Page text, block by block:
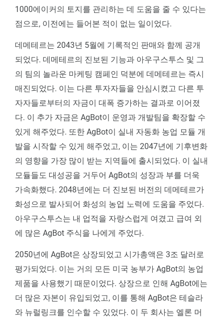
1000에이커의 토지를 관리하는 데 도움을 줄 수 있다는
점으로, 이전에는 들어본 적이 없는 일이었다.
데메테르는 2043년 5월에 기록적인 판매와 함께 공개
되었다. 데메테르의 진보된 기능과 아우구스투스 및 그
의 팀의 놀라운 마케팅 캠페인 덕분에 데메테르는 즉시
매진되었다. 이는 다른 투자자들을 안심시켰고 다른 투
자자들로부터의 자금이 대폭 증가하는 결과로 이어졌
다. 이 추가 자금은 AgBot이 운영과 개발팀을 확장할 수
있게 해주었다. 또한 AgBot이 실내 자동화 농업 모듈 개
발을 시작할 수 있게 해주었고, 이는 2047년에 기후변화
의 영향을 가장 많이 받는 지역들에 출시되었다. 이 실내
모듈들도 대성공을 거두어 AgBot의 성장과 부를 더욱
가속화했다. 2048년에는 더 진보된 버전의 데메테르가
화성으로 발사되어 화성의 농업 노력에 도움을 주었다.
아우구스투스는 내 업적을 자랑스럽게 여겼고 급여 외
에 많은 AgBot 주식을 나에게 주었다.
2050년에 AgBot은 상장되었고 시가총액은 3조 달러로
평가되었다. 이는 거의 모든 미국 농부가 AgBot의 농업
제품을 사용했기 때문이었다. 상장으로 인해 AgBot에는
더 많은 자본이 유입되었고, 이를 통해 AgBot은 테슬라
와 뉴럴링크를 인수할 수 있었다. 이 두 회사는 엘론 머